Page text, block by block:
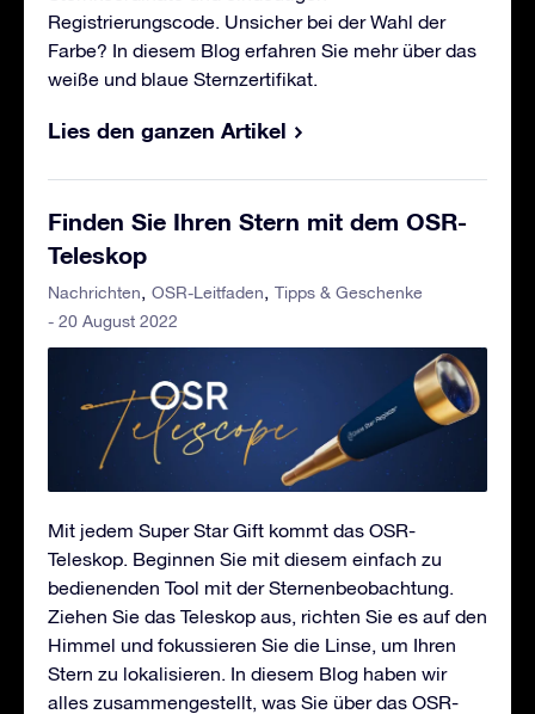
Registrierungscode. Unsicher bei der Wahl der
Farbe? In diesem Blog erfahren Sie mehr über das
weiße und blaue Sternzertifikat.
Lies den ganzen Artikel
Finden Sie Ihren Stern mit dem OSR-
Teleskop
Nachrichten OSR-Leitfaden
Tipps & Geschenke
- 20 August 2022
Mit jedem Super Star Gift kommt das OSR-
Teleskop. Beginnen Sie mit diesem einfach zu
bedienenden Tool mit der Sternenbeobachtung.
Ziehen Sie das Teleskop aus, richten Sie es auf den
Himmel und fokussieren Sie die Linse, um Ihren
Stern zu lokalisieren. In diesem Blog haben wir
alles zusammengestellt, was Sie über das OSR-